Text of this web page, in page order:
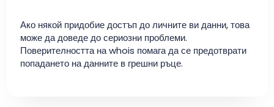
Ако някой придобие достъп до личните ви данни, това
може да доведе до сериозни проблеми.
Поверителността на whois помага да се предотврати
попадането на данните в грешни ръце.